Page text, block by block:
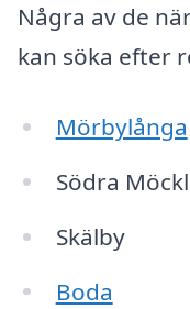
Några av de
kan söka efter
Mörbylånga
Södra
Skälby
Boda